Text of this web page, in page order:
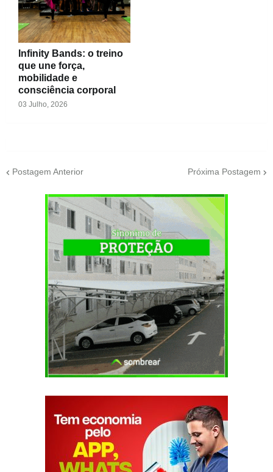
Infinity Bands: o treino
que une força,
mobilidade e
consciência corporal
03 Julho, 2026
Postagem Anterior Próxima Postagem